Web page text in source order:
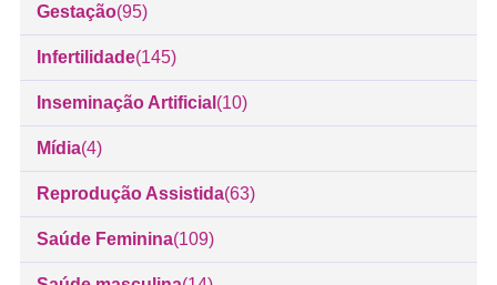
Gestação(95)
Infertilidade(145)
Inseminação Artificial (10)
Mídia(4)
Reprodução Assistida(63)
Saúde Feminina(109)